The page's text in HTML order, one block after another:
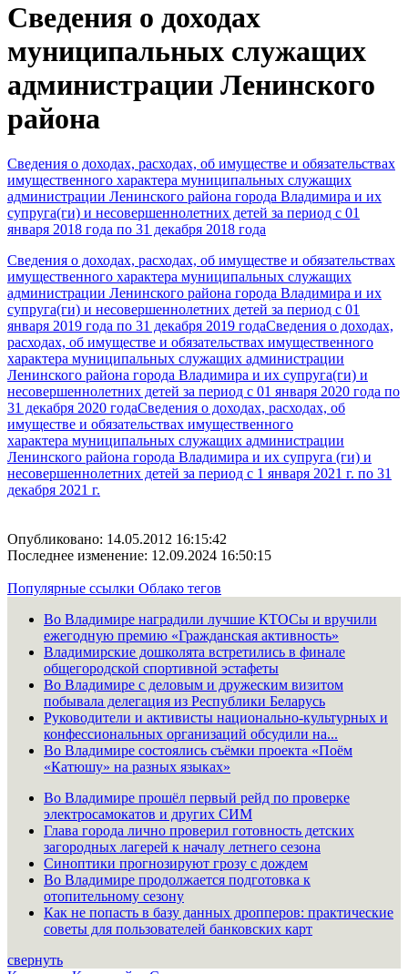
Сведения о доходах
муниципальных служащих
администрации Ленинского
района
Сведения о доходах, расходах, об имуществе и обязательствах
имущественного характера муниципальных служащих
администрации Ленинского района города Владимира и их
супруга(ги) и несовершеннолетних детей за период с 01
января 2018 года по 31 декабря 2018 года
Сведения о доходах, расходах, об имуществе и обязательствах
имущественного характера муниципальных служащих
администрации Ленинского района города Владимира и их
супруга(ги) и несовершеннолетних детей за период с 01
января 2019 года по 31 декабря 2019 годаСведения о доходах,
расходах, об имуществе и обязательствах имущественного
характера муниципальных служащих администрации
Ленинского района города Владимира и их супруга(ги) и
несовершеннолетних детей за период с 01 января 2020 года по
31 декабря 2020 годаСведения о доходах, расходах, об
имуществе и обязательствах имущественного
характера муниципальных служащих администрации
Ленинского района города Владимира и их супруга (ги) и
несовершеннолетних детей за период с 1 января 2021 г. по 31
декабря 2021 г.
Опубликовано: 14.05.2012 16:15:42
Последнее изменение: 12.09.2024 16:50:15
Популярные ссылки Облако тегов
Во Владимире наградили лучшие КТОСы и вручили
ежегодную премию «Гражданская активность»
Владимирские дошколята встретились в финале
общегородской спортивной эстафеты
Во Владимире с деловым и дружеским визитом
побывала делегация из Республики Беларусь
Руководители и активисты национально-культурных и
конфессиональных организаций обсудили на...
Во Владимире состоялись съёмки проекта «Поём
«Катюшу» на разных языках»
Во Владимире прошёл первый рейд по проверке
электросамокатов и других СИМ
Глава города лично проверил готовность детских
загородных лагерей к началу летнего сезона
Синоптики прогнозируют грозу с дождем
Во Владимире продолжается подготовка к
отопительному сезону
Как не попасть в базу данных дропперов: практические
советы для пользователей банковских карт
свернуть